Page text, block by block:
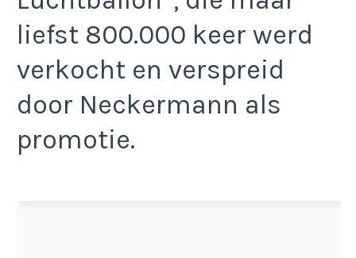
liefst 800.000 keer werd
verkocht en verspreid
door Neckermann als
promotie.